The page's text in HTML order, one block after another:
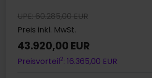
UPE: 60.285,00 EUR
Preis inkl. MwSt.
43.920,00 EUR
Preisvorteil2: 16.365,00 EUR